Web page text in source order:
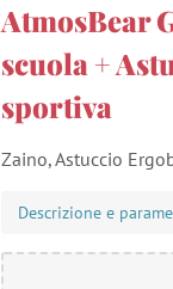
AtmosBear
scuola +
sportiva
Zaino, Astuccio
Descrizione e